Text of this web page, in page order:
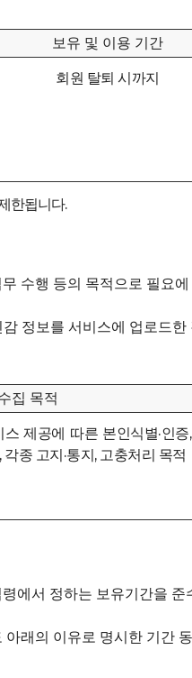
보유 및 이용 기간
회원 탈퇴 시까지
한됩니다.
수행 등의 목적으로 필요
정보를 서비스에 업로드한
집 목적
제공에 따른 본인식별·인증
종 고지·통지, 고충처리 목적
에서 정하는 보유기간을 준
래의 이유로 명시한 기간